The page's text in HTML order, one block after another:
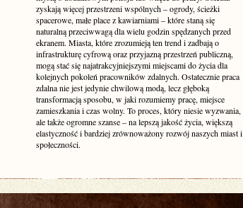
zyskają więcej przestrzeni wspólnych – ogrody, ścieżki
spacerowe, małe place z kawiarniami – które staną się
naturalną przeciwwagą dla wielu godzin spędzanych przed
ekranem. Miasta, które zrozumieją ten trend i zadbają o
infrastrukturę cyfrową oraz przyjazną przestrzeń publiczną,
mogą stać się najatrakcyjniejszymi miejscami do życia dla
kolejnych pokoleń pracowników zdalnych. Ostatecznie praca
zdalna nie jest jedynie chwilową modą, lecz głęboką
transformacją sposobu, w jaki rozumiemy pracę, miejsce
zamieszkania i czas wolny. To proces, który niesie wyzwania,
ale także ogromne szanse – na lepszą jakość życia, większą
elastyczność i bardziej zrównoważony rozwój naszych miast i
społeczności.